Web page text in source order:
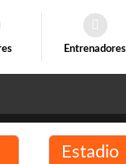
Entrenadores
Estadio